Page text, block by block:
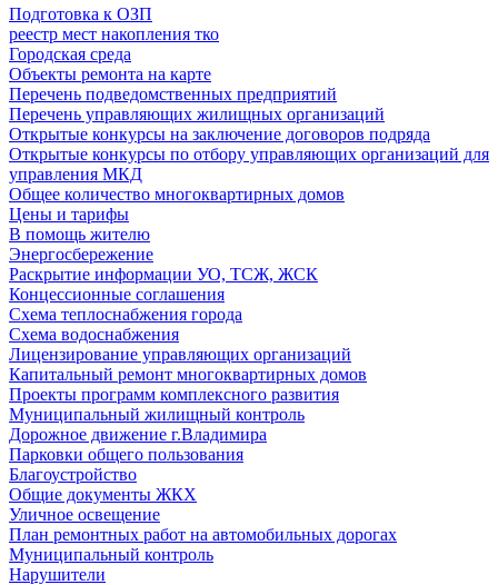
Подготовка к ОЗП
реестр мест накопления тко
Городская среда
Объекты ремонта на карте
Перечень подведомственных предприятий
Перечень управляющих жилищных организаций
Открытые конкурсы на заключение договоров подряда
Открытые конкурсы по отбору управляющих организаций для
управления МКД
Общее количество многоквартирных домов
Цены и тарифы
В помощь жителю
Энергосбережение
Раскрытие информации УО, ТСЖ, ЖСК
Концессионные соглашения
Схема теплоснабжения города
Схема водоснабжения
Лицензирование управляющих организаций
Капитальный ремонт многоквартирных домов
Проекты программ комплексного развития
Муниципальный жилищный контроль
Дорожное движение г.Владимира
Парковки общего пользования
Благоустройство
Общие документы ЖКХ
Уличное освещение
План ремонтных работ на автомобильных дорогах
Муниципальный контроль
Нарушители